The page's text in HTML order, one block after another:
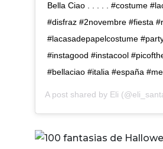
Bella Ciao . . . . . #costume
#disfraz #2novembre #fiesta
#lacasadepapelcostume
#instagood #instacool
#bellaciao #italia #españa
A post shared by Eli